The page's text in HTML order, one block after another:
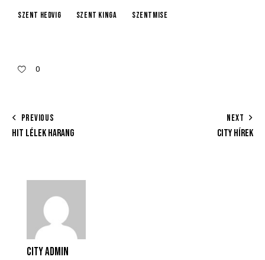
Szent Hedvig Szent Kinga szentmise
0
PREVIOUS
HIT LÉLEK HARANG
NEXT
CITY HÍREK
CITY ADMIN